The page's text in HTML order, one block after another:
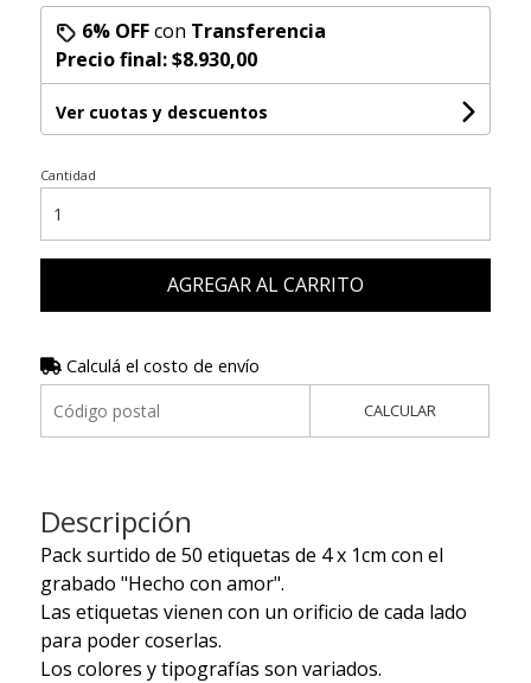
6% OFFcon Transferencia
Precio final:$8.930,00
Ver cuotas y descuentos
Cantidad
AGREGAR AL CARRITO
Calculá el costo de envío
CALCULAR
Descripción
Pack surtido de 50 etiquetas de 4 x 1cm con el
grabado "Hecho con amor".
Las etiquetas vienen con un orificio de cada lado
para poder coserlas.
Los colores y tipografías son variados.